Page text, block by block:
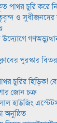
চুরি করে
ও সুধীজনদের
উদ্যোগে
পুরস্কার
চুরির হিড়িক!
জোন চক্র
হাউজিং
অনুষ্ঠিত